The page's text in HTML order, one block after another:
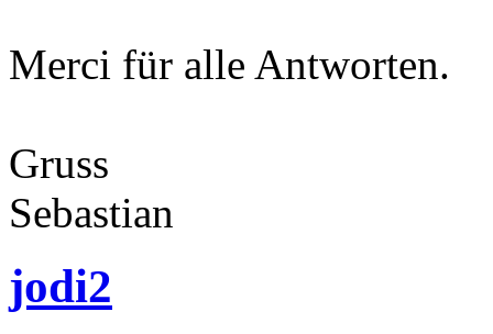
Merci für alle Antworten.
Gruss
Sebastian
jodi2